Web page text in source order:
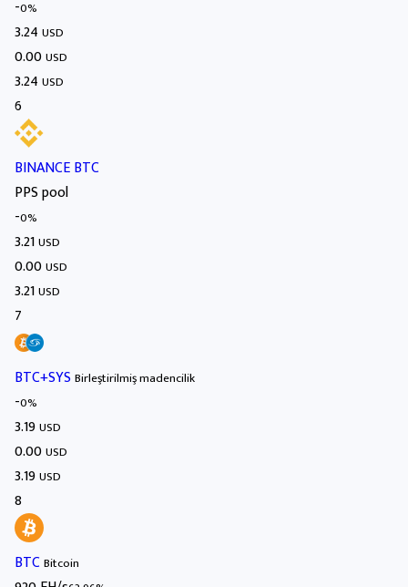
-0%
3.24 USD
0.00USD
3.24 USD
6
BINANCE BTC
PPS pool
-0%
3.21USD
0.00USD
3.21USD
7
BTC+SYS Birleştirilmiş madencilik
-0%
3.19USD
0.00USD
3.19USD
8
BTC Bitcoin